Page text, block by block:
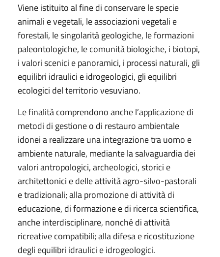
Viene istituito al fine di conservare le specie
animali e vegetali, le associazioni vegetali e
forestali, le singolarità geologiche, le formazioni
paleontologiche, le comunità biologiche, i biotopi,
i valori scenici e panoramici, i processi naturali, gli
equilibri idraulici e idrogeologici, gli equilibri
ecologici del territorio vesuviano.
Le finalità comprendono anche l’applicazione di
metodi di gestione o di restauro ambientale
idonei a realizzare una integrazione tra uomo e
ambiente naturale, mediante la salvaguardia dei
valori antropologici, archeologici, storici e
architettonici e delle attività agro-silvo-pastorali
e tradizionali; alla promozione di attività di
educazione, di formazione e di ricerca scientifica,
anche interdisciplinare, nonché di attività
ricreative compatibili; alla difesa e ricostituzione
degli equilibri idraulici e idrogeologici.